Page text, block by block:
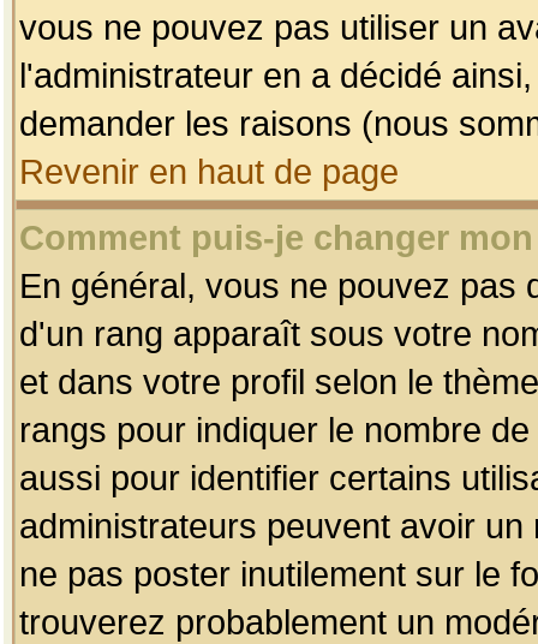
vous ne pouvez pas utiliser un
l'administrateur en a décidé
demander les raisons (nous
Revenir en haut de page
Comment puis-je changer
En général, vous ne pouvez pas
d'un rang apparaît sous votre
et dans votre profil selon le
rangs pour indiquer le nombre
aussi pour identifier certains
administrateurs peuvent avoir
ne pas poster inutilement sur le
trouverez probablement un